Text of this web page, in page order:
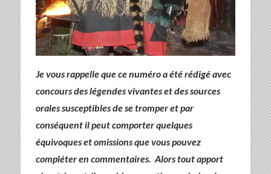
Je vous rappelle que ce numéro a été rédigé avec
concours des légendes vivantes et des sources
orales susceptibles de se tromper et par
conséquent il peut comporter quelques
équivoques et omissions que vous pouvez
compléter en commentaires. Alors tout apport